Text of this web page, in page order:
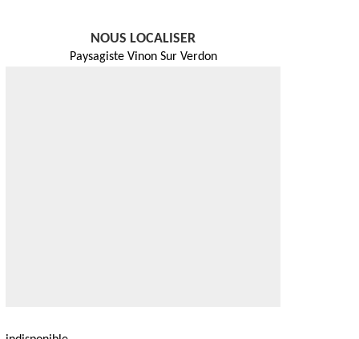
NOUS LOCALISER
Paysagiste Vinon Sur Verdon